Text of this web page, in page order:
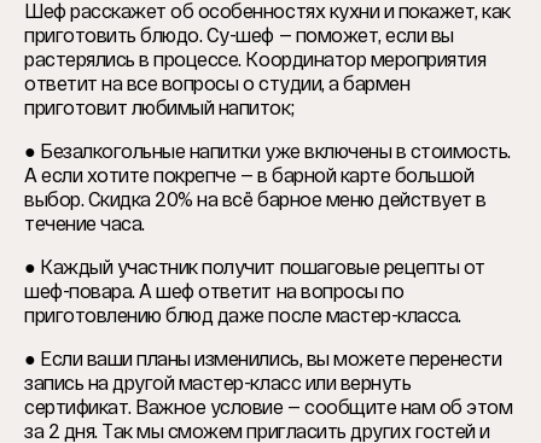
Шеф расскажет об особенностях кухни и покажет, как
приготовить блюдо. Су-шеф — поможет, если вы
растерялись в процессе. Координатор мероприятия
ответит на все вопросы о студии, а бармен
приготовит любимый напиток;
● Безалкогольные напитки уже включены в стоимость.
А если хотите покрепче — в барной карте большой
выбор. Скидка 20% на всё барное меню действует в
течение часа.
● Каждый участник получит пошаговые рецепты от
шеф-повара. А шеф ответит на вопросы по
приготовлению блюд даже после мастер-класса.
● Если ваши планы изменились, вы можете перенести
запись на другой мастер-класс или вернуть
сертификат. Важное условие — сообщите нам об этом
за 2 дня. Так мы сможем пригласить других гостей и